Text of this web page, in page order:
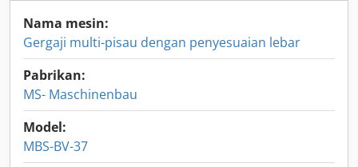
Nama mesin:
Gergaji multi-pisau dengan penyesuaian lebar
Pabrikan:
MS- Maschinenbau
Model:
MBS-BV-37